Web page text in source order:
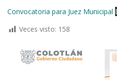
Convocatoria para Juez Municipal
Veces visto: 158